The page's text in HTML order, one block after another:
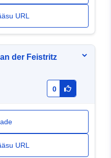
URL
der Feistritz
0
URL